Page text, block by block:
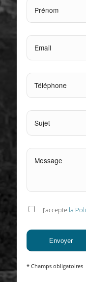
J’accepte la
* Champs obligatoires